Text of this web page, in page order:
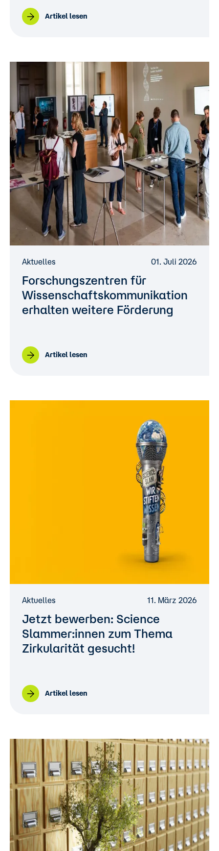
Artikel lesen
Aktuelles 01. Juli 2026
Forschungszentren für
Wissenschaftskommunikation
erhalten weitere Förderung
Artikel lesen
Aktuelles 11. März 2026
Jetzt bewerben: Science
Slammer:innen zum Thema
Zirkularität gesucht!
Artikel lesen